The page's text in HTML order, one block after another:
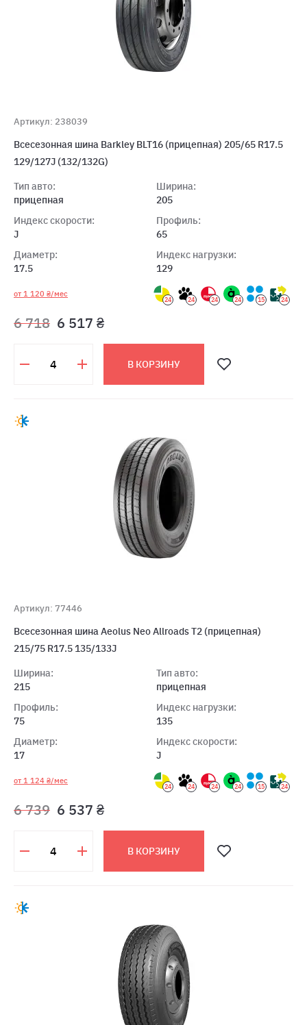
Артикул: 238039
Всесезонная шина Barkley BLT16 (прицепная) 205/65 R17.5
129/127J (132/132G)
Тип авто:
прицепная
Индекс скорости:
J
Диаметр:
17.5
Ширина:
205
Профиль:
65
Индекс нагрузки:
129
от 1 120 ₴/мес
24 24 24 24 15 24
6 718 6 517 ₴
В КОРЗИНУ
Артикул: 77446
Всесезонная шина Aeolus Neo Allroads T2 (прицепная)
215/75 R17.5 135/133J
Ширина:
215
Профиль:
75
Диаметр:
17
Тип авто:
прицепная
Индекс нагрузки:
135
Индекс скорости:
J
от 1 124 ₴/мес
24 24 24 24 15 24
6 739 6 537 ₴
В КОРЗИНУ